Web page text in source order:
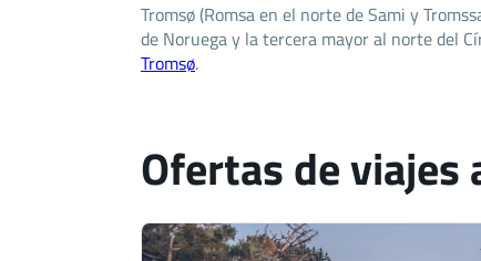
Tromsø (Romsa en el norte de Sami y
de Noruega y la tercera mayor al norte del
Tromsø.
Ofertas de viajes